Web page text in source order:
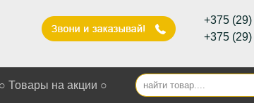
+375 (29)
+375 (29)
○ Товары на акции ○